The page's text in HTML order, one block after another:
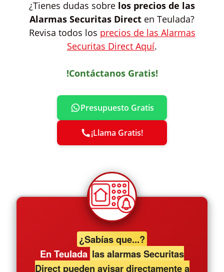
¿Tienes dudas sobre los precios de las
Alarmas Securitas Direct en Teulada?
Revisa todos los precios de las Alarmas
Securitas Direct Aquí.
!Contáctanos Gratis!
Presupuesto Gratis
¡Llama Gratis!
¿Sabías que...?
En Teulada las alarmas Securitas
Direct pueden avisar directamente a